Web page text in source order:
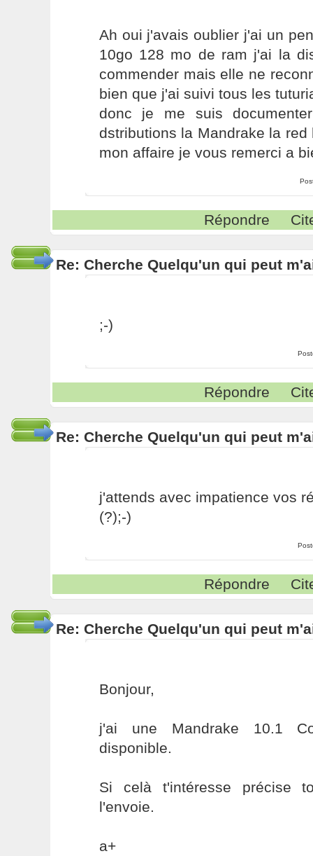
Ah oui j'avais oublier j'ai un
10go 128 mo de ram j'ai la
commender mais elle ne
bien que j'ai suivi tous les
donc je me suis
dstributions la Mandrake la
mon affaire je vous remerci a
Répondre
Re: Cherche Quelqu'un qui peut
;-)
Répondre
Re: Cherche Quelqu'un qui peut
j'attends avec impatience vos
(?);-)
Répondre
Re: Cherche Quelqu'un qui peut
Bonjour,
j'ai une Mandrake 10.1
disponible.
Si celà t'intéresse précise
l'envoie.
a+